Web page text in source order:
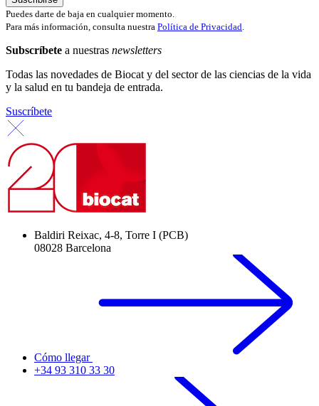
Puedes darte de baja en cualquier momento.
Para más información, consulta nuestra Política de Privacidad
Subscríbete a nuestras newsletters
Todas las novedades de Biocat y del sector de las ciencias de la vida
y la salud en tu bandeja de entrada.
Suscríbete
Baldiri Reixac, 4-8, Torre I (PCB)
08028 Barcelona
Cómo llegar
+34 93 310 33 30